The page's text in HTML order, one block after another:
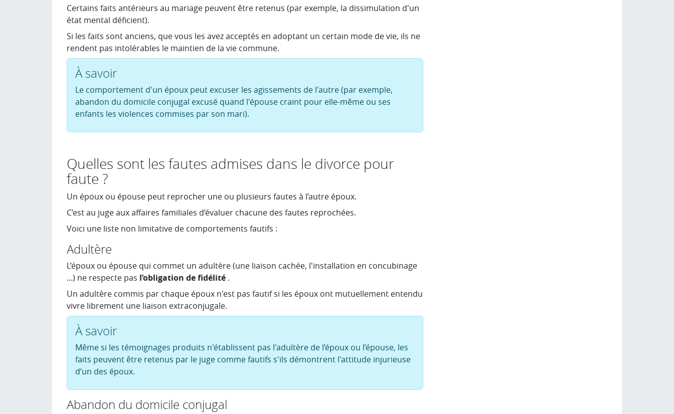
Certains faits antérieurs au mariage peuvent être retenus (par exemple, la dissimulation d'un
état mental déficient).
Si les faits sont anciens, que vous les avez acceptés en adoptant un certain mode de vie, ils ne
rendent pas intolérables le maintien de la vie commune.
À savoir
Le comportement d'un époux peut excuser les agissements de l'autre (par exemple,
abandon du domicile conjugal excusé quand l'épouse craint pour elle-même ou ses
enfants les violences commises par son mari).
Quelles sont les fautes admises dans le divorce pour
faute ?
Un époux ou épouse peut reprocher une ou plusieurs fautes à l’autre époux.
C’est au juge aux affaires familiales d’évaluer chacune des fautes reprochées.
Voici une liste non limitative de comportements fautifs :
Adultère
L’époux ou épouse qui commet un adultère (une liaison cachée, l'installation en concubinage
...) ne respecte pas l’obligation de fidélité .
Un adultère commis par chaque époux n'est pas fautif si les époux ont mutuellement entendu
vivre librement une liaison extraconjugale.
À savoir
Même si les témoignages produits n'établissent pas l'adultère de l’époux ou l’épouse, les
faits peuvent être retenus par le juge comme fautifs s'ils démontrent l'attitude injurieuse
d’un des époux.
Abandon du domicile conjugal